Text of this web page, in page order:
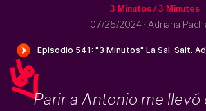
3 Minutos / 3 Minutes
07/25/2024· Adriana
Parir a Antonio me llevó